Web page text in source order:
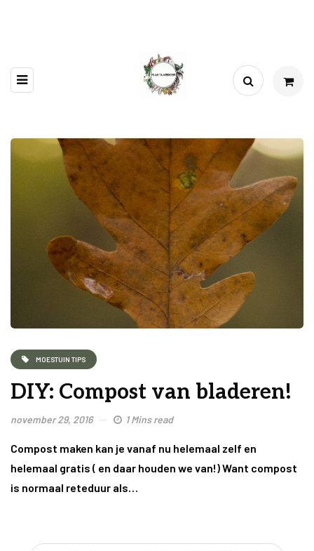
MOESTUIN TIPS
DIY: Compost van bladeren!
november 29, 2016 1 Mins read
Compost maken kan je vanaf nu helemaal zelf en
helemaal gratis ( en daar houden we van!) Want compost
is normaal reteduur als…